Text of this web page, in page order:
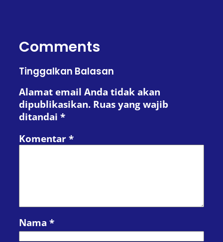
Comments
Tinggalkan Balasan
Alamat email Anda tidak akan
dipublikasikan. Ruas yang wajib
ditandai *
Komentar *
Nama *